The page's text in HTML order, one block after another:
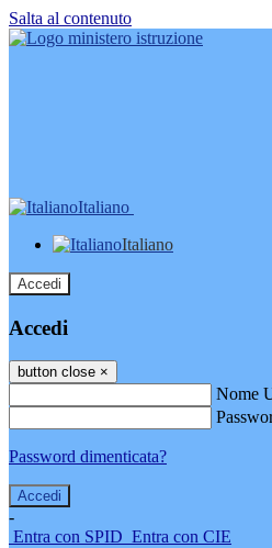
Salta al contenuto
Italiano
Italiano
Accedi
Accedi
button close ×
Nome
Password dimenticata?
-
Entra con SPID Entra con CIE